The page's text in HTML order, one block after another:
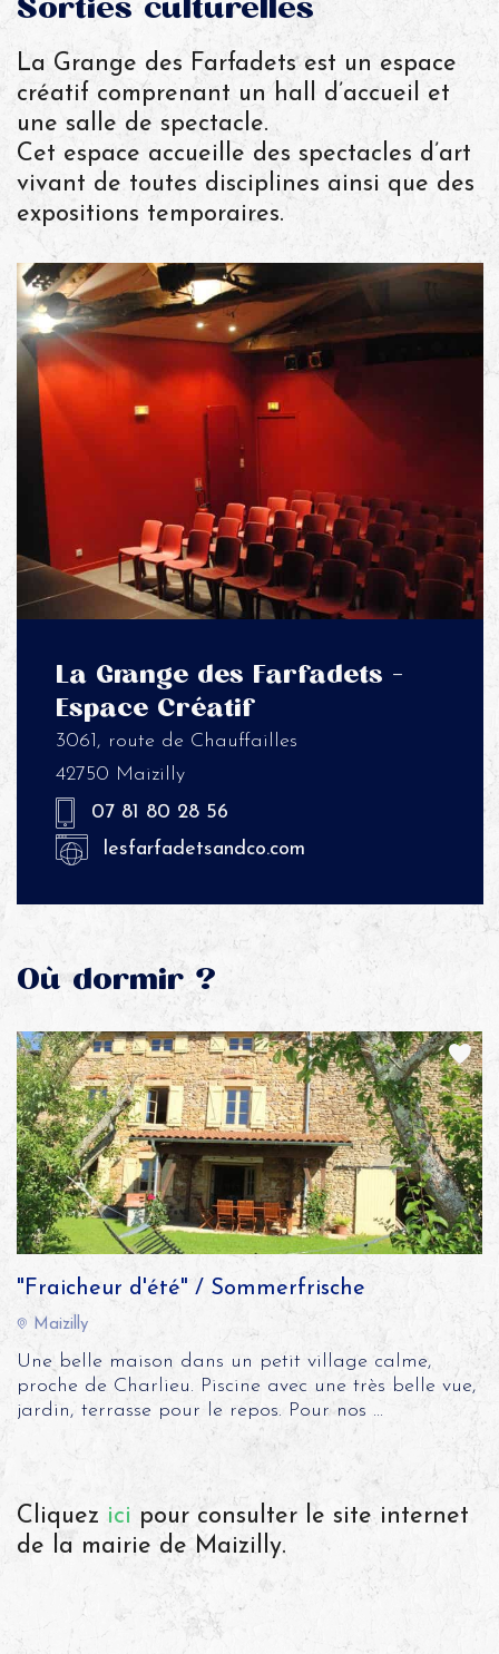
Sorties culturelles
La Grange des Farfadets est un espace
créatif comprenant un hall d’accueil et
une salle de spectacle.
Cet espace accueille des spectacles d’art
vivant de toutes disciplines ainsi que des
expositions temporaires.
La Grange des Farfadets –
Espace Créatif
3061, route de Chauffailles
42750 Maizilly
07 81 80 28 56
lesfarfadetsandco.com
Où dormir ?
"Fraicheur d'été" / Sommerfrische
Maizilly
Une belle maison dans un petit village calme,
proche de Charlieu. Piscine avec une très belle vue,
jardin, terrasse pour le repos. Pour nos ...
Cliquez ici pour consulter le site internet
de la mairie de Maizilly.